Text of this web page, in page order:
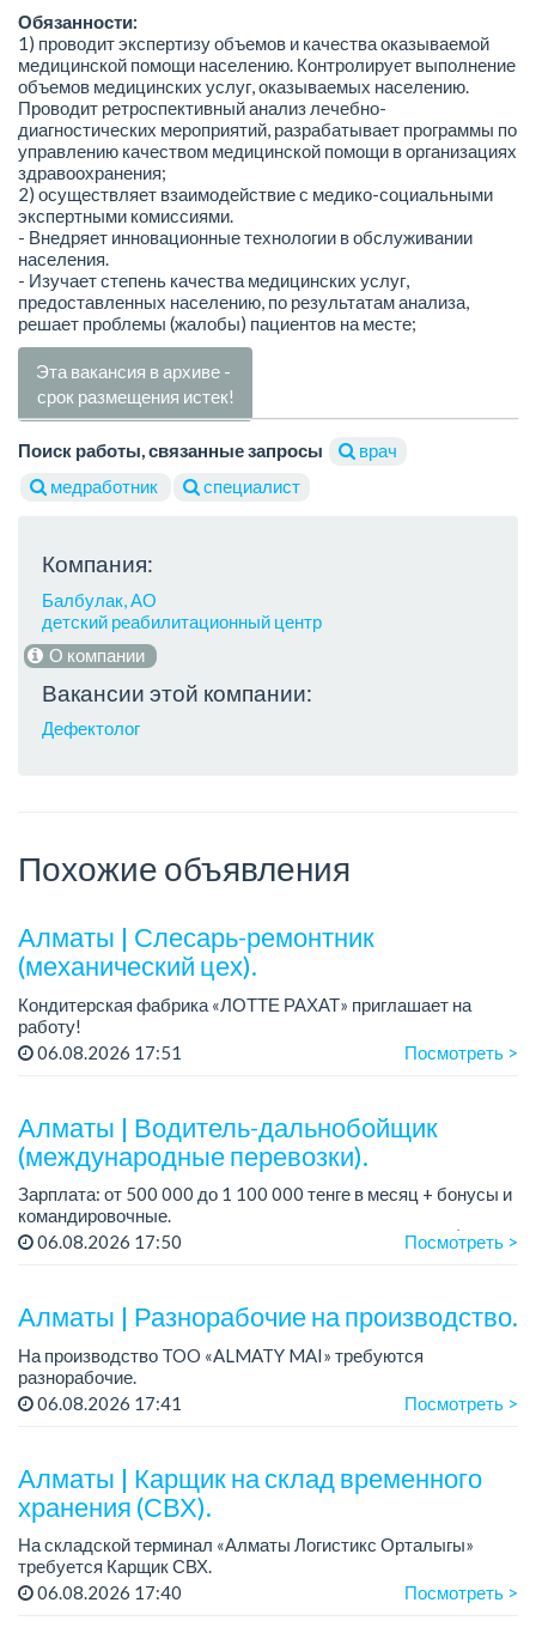
Обязанности:
1) проводит экспертизу объемов и качества оказываемой
медицинской помощи населению. Контролирует выполнение
объемов медицинских услуг, оказываемых населению.
Проводит ретроспективный анализ лечебно-
диагностических мероприятий, разрабатывает программы по
управлению качеством медицинской помощи в организациях
здравоохранения;
2) осуществляет взаимодействие с медико-социальными
экспертными комиссиями.
- Внедряет инновационные технологии в обслуживании
населения.
- Изучает степень качества медицинских услуг,
предоставленных населению, по результатам анализа,
решает проблемы (жалобы) пациентов на месте;
Эта вакансия в архиве -
срок размещения истек!
Поиск работы, связанные запросы
врач
медработник
специалист
Компания:
Балбулак, АО
детский реабилитационный центр
О компании
Вакансии этой компании:
Дефектолог
Похожие объявления
Алматы | Слесарь-ремонтник
(механический цех).
Кондитерская фабрика «ЛОТТЕ РАХАТ» приглашает на
работу!
График работы: сменный.
06.08.2026 17:51 Посмотреть >
Алматы | Водитель-дальнобойщик
(международные перевозки).
Зарплата: от 500 000 до 1 100 000 тенге в месяц + бонусы и
командировочные.
Требования: права категории Е, опыт работы от 3 лет (опыт
06.08.2026 17:50 Посмотреть >
Алматы | Разнорабочие на производство.
На производство TOO «ALMATY MAI» требуются
разнорабочие.
Зарплата: от 250 000 до 300 000 тенге на руки.
06.08.2026 17:41 Посмотреть >
Алматы | Карщик на склад временного
хранения (СВХ).
На складской терминал «Алматы Логистикс Орталыгы»
требуется Карщик СВХ.
График работы: 6/1, с 09.00 до 18.00.
06.08.2026 17:40 Посмотреть >